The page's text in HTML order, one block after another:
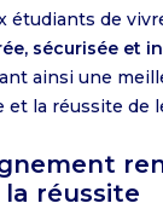
étudiants de
sécurisée et
ainsi une
la réussite de
réussite